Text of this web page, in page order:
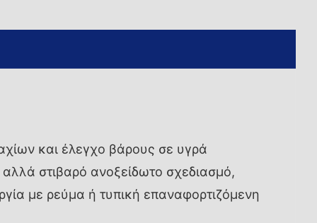
και έλεγχο βάρους σε υγρά
στιβαρό ανοξείδωτο σχεδιασμό,
με ρεύμα ή τυπική επαναφορτιζόμενη